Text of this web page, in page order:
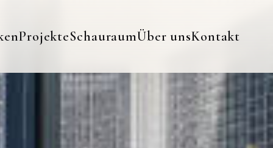
ProjekteSchauraumÜber unsKontakt